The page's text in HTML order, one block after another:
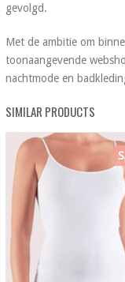
gevolgd.
Met de ambitie om
toonaangevende
nachtmode en
SIMILAR PRODUCTS